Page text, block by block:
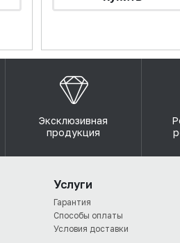
Эксклюзивная
продукция
Услуги
Гарантия
Способы оплаты
Условия доставки